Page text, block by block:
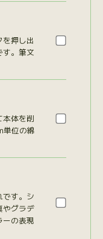
押し出
す。筆文
本体を削
単位の綿
です。シ
やグラデ
ーの表現